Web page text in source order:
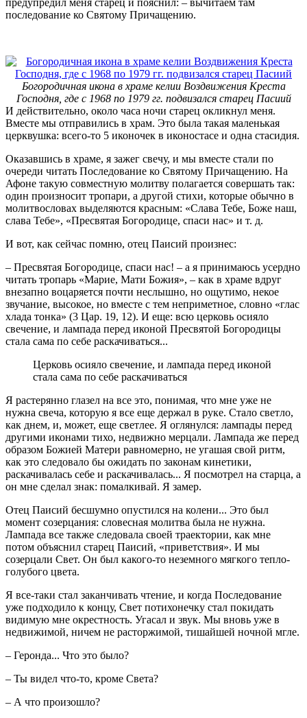
последование ко Святому Причащению.
Богородичная икона в храме келии Воздвижения Креста
Господня, где с 1968 по 1979 гг. подвизался старец Пасиий
И действительно, около часа ночи старец окликнул меня.
Вместе мы отправились в храм. Это была такая маленькая
церквушка: всего-то 5 иконочек в иконостасе и одна стасидия.
Оказавшись в храме, я зажег свечу, и мы вместе стали по
очереди читать Последование ко Святому Причащению. На
Афоне такую совместную молитву полагается совершать так:
один произносит тропари, а другой стихи, которые обычно в
молитвословах выделяются красным: «Слава Тебе, Боже наш,
слава Тебе», «Пресвятая Богородице, спаси нас» и т. д.
И вот, как сейчас помню, отец Паисий произнес:
– Пресвятая Богородице, спаси нас! – а я принимаюсь усердно
читать тропарь «Марие, Мати Божия», – как в храме вдруг
внезапно воцаряется почти неслышно, но ощутимо, некое
звучание, высокое, но вместе с тем неприметное, словно «глас
хлада тонка» (3 Цар. 19, 12). И еще: всю церковь осияло
свечение, и лампада перед иконой Пресвятой Богородицы
стала сама по себе раскачиваться...
Церковь осияло свечение, и лампада перед иконой
стала сама по себе раскачиваться
Я растерянно глазел на все это, понимая, что мне уже не
нужна свеча, которую я все еще держал в руке. Стало светло,
как днем, и, может, еще светлее. Я оглянулся: лампады перед
другими иконами тихо, недвижно мерцали. Лампада же перед
образом Божией Матери равномерно, не угашая свой ритм,
как это следовало бы ожидать по законам кинетики,
раскачивалась себе и раскачивалась... Я посмотрел на старца, а
он мне сделал знак: помалкивай. Я замер.
Отец Паисий бесшумно опустился на колени... Это был
момент созерцания: словесная молитва была не нужна.
Лампада все также следовала своей траектории, как мне
потом объяснил старец Паисий, «приветствия». И мы
созерцали Свет. Он был какого-то неземного мягкого тепло-
голубого цвета.
Я все-таки стал заканчивать чтение, и когда Последование
уже подходило к концу, Свет потихонечку стал покидать
видимую мне окрестность. Угасал и звук. Мы вновь уже в
недвижимой, ничем не расторжимой, тишайшей ночной мгле.
– Геронда... Что это было?
– Ты видел что-то, кроме Света?
– А что произошло?